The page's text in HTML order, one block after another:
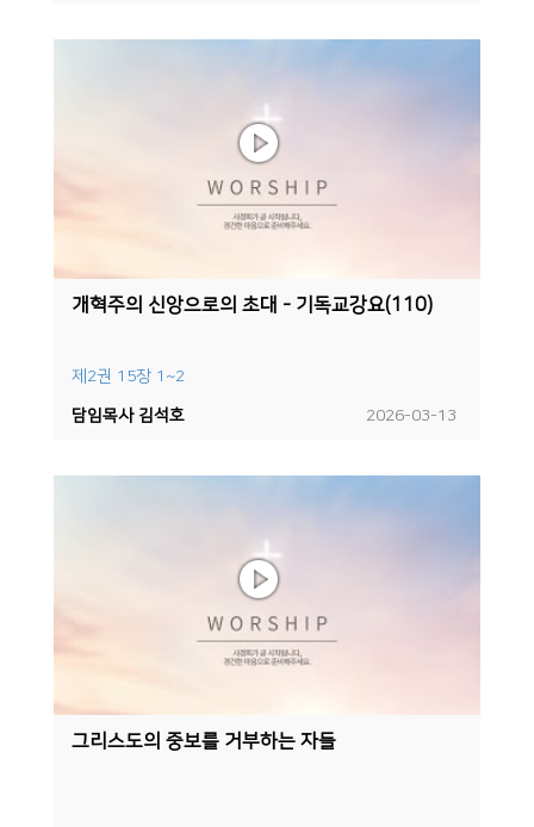
개혁주의 신앙으로의 초대 - 기독교강요(110)
제2권 15장 1~2
2026-03-13
담임목사 김석호
그리스도의 중보를 거부하는 자들